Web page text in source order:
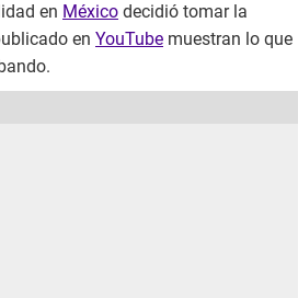
en México decidió tomar la
en YouTube muestran lo que